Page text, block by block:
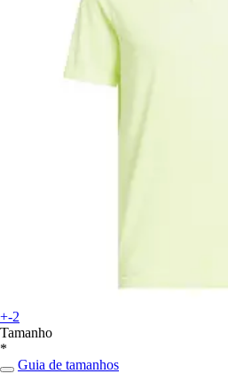
+-2
Tamanho
*
Guia de tamanhos